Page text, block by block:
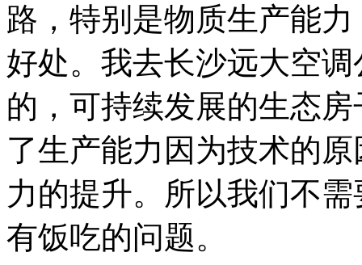
路，特别是物质生产能
好处。我去长沙远大空
的，可持续发展的生态
了生产能力因为技术的
力的提升。所以我们不
有饭吃的问题。